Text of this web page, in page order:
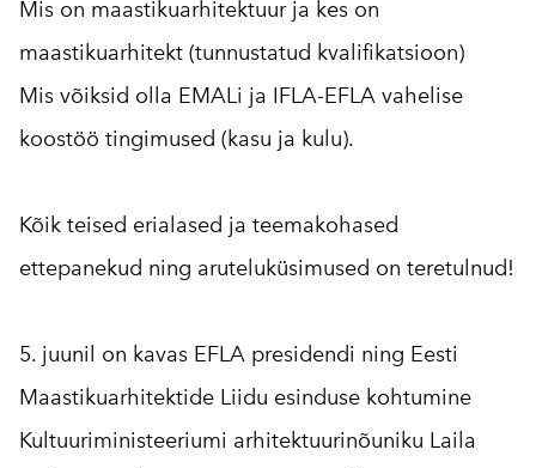
Mis on maastikuarhitektuur ja kes on
maastikuarhitekt (tunnustatud kvalifikatsioon)
Mis võiksid olla EMALi ja IFLA-EFLA vahelise
koostöö tingimused (kasu ja kulu).
Kõik teised erialased ja teemakohased
ettepanekud ning aruteluküsimused on teretulnud!
5. juunil on kavas EFLA presidendi ning Eesti
Maastikuarhitektide Liidu esinduse kohtumine
Kultuuriministeeriumi arhitektuurinõuniku Laila